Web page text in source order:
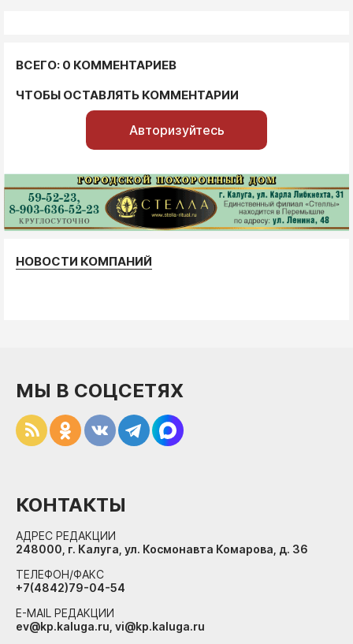
ВСЕГО: 0 КОММЕНТАРИЕВ
ЧТОБЫ ОСТАВЛЯТЬ КОММЕНТАРИИ
Авторизуйтесь
НОВОСТИ КОМПАНИЙ
МЫ В СОЦСЕТЯХ
КОНТАКТЫ
АДРЕС РЕДАКЦИИ
248000, г. Калуга, ул. Космонавта Комарова, д. 36
ТЕЛЕФОН/ФАКС
+7(4842)79-04-54
E-MAIL РЕДАКЦИИ
ev@kp.kaluga.ru, vi@kp.kaluga.ru